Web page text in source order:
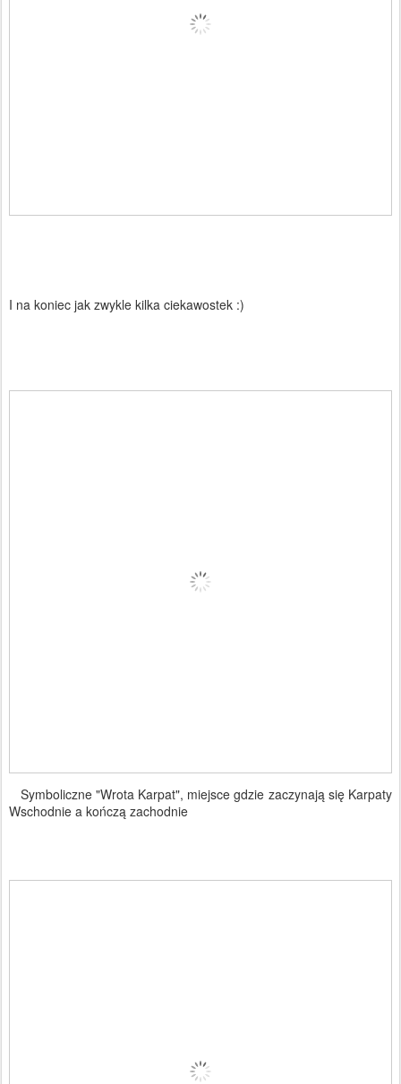
I na koniec jak zwykle kilka ciekawostek :)
Symboliczne "Wrota Karpat", miejsce gdzie zaczynają się Karpaty
Wschodnie a kończą zachodnie